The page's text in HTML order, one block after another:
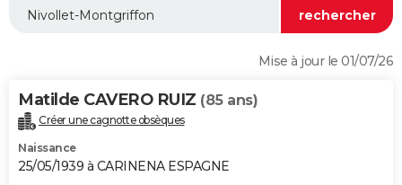
Guides de France
Escapades
Patrimoine
Expositions
Musées
Week-end nature
LIFESTYLE
Alimentation
Guide de la santé
Maladies
Médicaments
Sommeil
VOYAGE
Destinations
City break
Voyage nature
Voyage de noces
Forum
Climat
+PHOTO
GUIDES D'ACHAT
Mise à jour le 01/07/26
Matilde CAVERO RUIZ (85 ans)
Créer une cagnotte obsèques
Naissance
25/05/1939 à CARINENA ESPAGNE